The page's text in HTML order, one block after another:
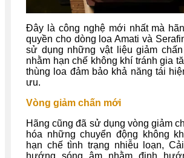
Đây là công nghệ mới nhất mà
quyền cho dòng loa Amati và
sử dụng những vật liệu giảm
nhằm hạn chế không khí tránh gia
thùng loa đảm bảo khả năng tái
ưu.
Vòng giảm chấn mới
Hãng cũng đã sử dụng vòng giảm
hóa những chuyển động không
hạn chế tình trạng nhiễu loạn,
hướng sóng âm nhằm định